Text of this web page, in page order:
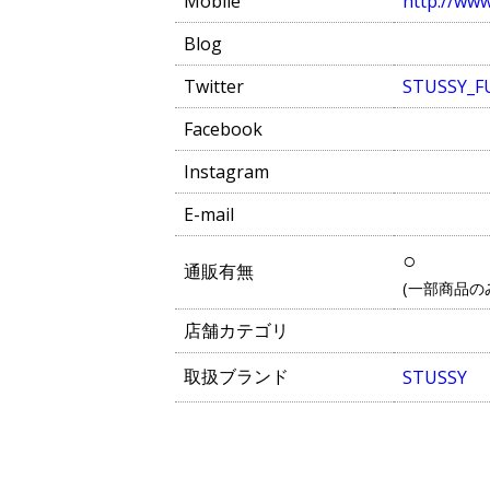
Blog
Twitter
Facebook
Instagram
E-mail
通販有無 ○
(一部商品の
店舗カテゴリ
取扱ブランド
STUSSY